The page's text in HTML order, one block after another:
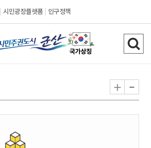
시민광장플랫폼 인구정책
시
민
권
검
색
기
+ -